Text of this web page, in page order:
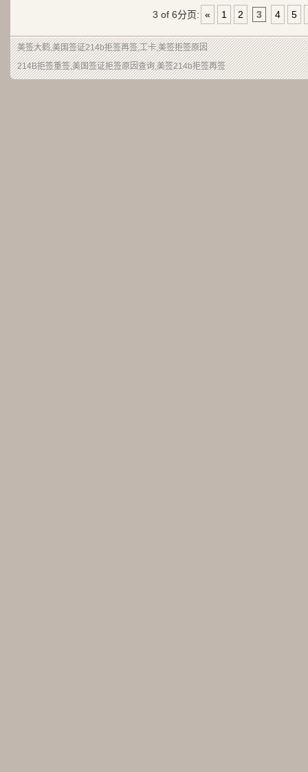
3 of 6分页: « 1 2 3 4 5
美签大鹤,美国签证214b拒签再签,工卡,美签拒签原因
214B拒签重签,美国签证拒签原因查询,美签214b拒签再签